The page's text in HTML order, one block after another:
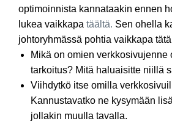
optimoinnista kannataakin ennen
lukea vaikkapa täältä. Sen ohella
johtoryhmässä pohtia vaikkapa
Mikä on omien verkkosivujenne
tarkoitus? Mitä haluaisitte niillä
Viihdytkö itse omilla
Kannustavatko ne kysymään
jollakin muulla tavalla.